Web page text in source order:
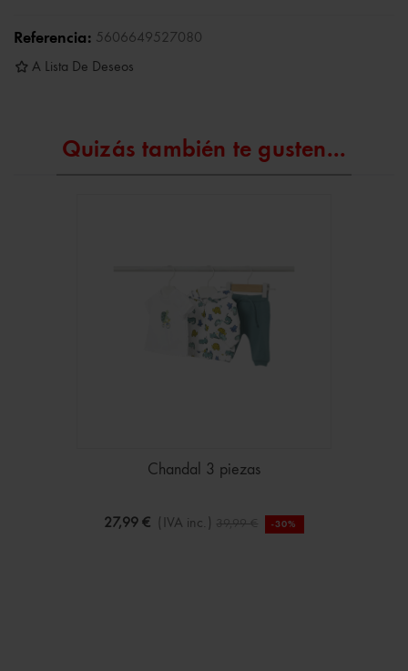
Referencia: 5606649527080
A Lista De Deseos
Quizás también te gusten...
Chandal 3 piezas
27,99 € (IVA inc.) 39,99 € -30%